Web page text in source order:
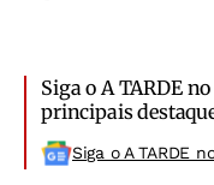
Siga o A TARDE
principais
Siga o A TARDE